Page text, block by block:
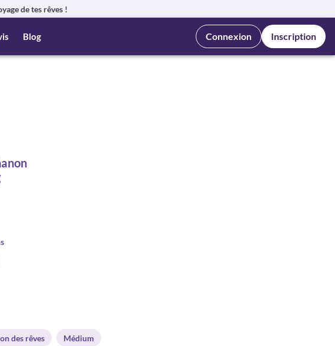
de tes rêves !
Blog Connexion Inscription
des rêves Médium